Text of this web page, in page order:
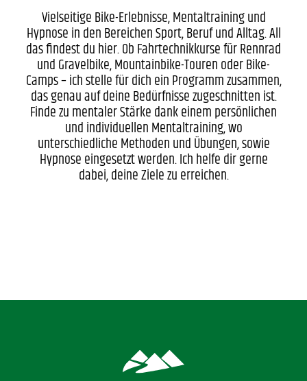
Vielseitige Bike-Erlebnisse, Mentaltraining und
Hypnose in den Bereichen Sport, Beruf und Alltag. All
das findest du hier. Ob Fahrtechnikkurse für Rennrad
und Gravelbike, Mountainbike-Touren oder Bike-
Camps – ich stelle für dich ein Programm zusammen,
das genau auf deine Bedürfnisse zugeschnitten ist.
Finde zu mentaler Stärke dank einem persönlichen
und individuellen Mentaltraining, wo
unterschiedliche Methoden und Übungen, sowie
Hypnose eingesetzt werden. Ich helfe dir gerne
dabei, deine Ziele zu erreichen.